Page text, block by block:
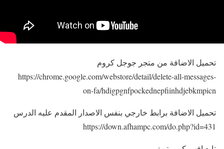
تحميل الاضافة من متجر جوجل كروم
https://chrome.google.com/webstore/detail/delete-all-messages-
on-fa/hdigpgnfpockednepfiinhdjebkmpicn
تحميل الاضافة برابط خارجي بنفس الاصدار المقدم عليه الدرس
https://down.afhampc.com/do.php?id=431